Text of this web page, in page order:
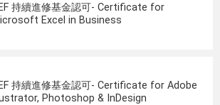
持續進修基金認可- Certificate for
Excel in Business
持續進修基金認可- Certificate for Adobe
Photoshop & InDesign